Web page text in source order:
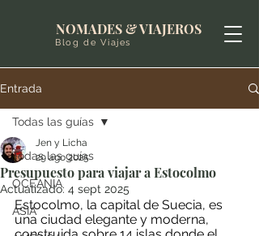
NOMADES & VIAJEROS
Blog de Viajes
Entrada
Todas las guías
OCEANIA
ASIA
Todas las guías
Presupuesto para viajar a Estocolmo
Jen y Licha
29 ago 2025
Actualizado: 4 sept 2025
Estocolmo, la capital de Suecia, es
una ciudad elegante y moderna,